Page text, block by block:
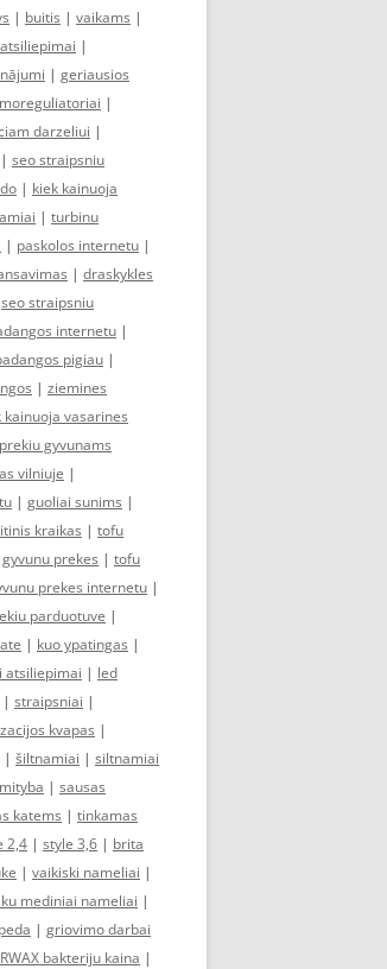
| buitis | vaikams |
|
| geriausios
|
darzeliui |
| seo straipsniu
| kiek kainuoja
| turbinu
| paskolos internetu |
| draskykles
seo straipsniu
internetu |
pigiau |
| ziemines
kainuoja vasarines
prekiu gyvunams
vilniuje |
| guoliai sunims |
kraikas | tofu
gyvunu prekes | tofu
prekes internetu |
parduotuve |
| kuo ypatingas |
atsiliepimai | led
| straipsniai |
kvapas |
| šiltnamiai | siltnamiai
| sausas
katems | tinkamas
2,4 | style 3,6 | brita
| vaikiski nameliai |
mediniai nameliai |
| griovimo darbai
bakteriju kaina |